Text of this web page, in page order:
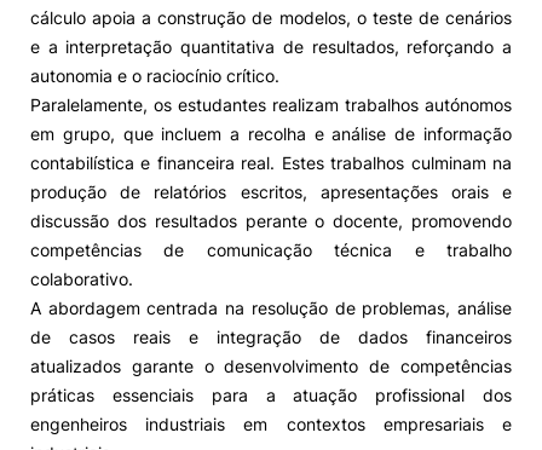
Magazine
Eventos
Europeia Política de Privacidade e Cookies
cálculo apoia a construção de modelos, o teste de cenários
e a interpretação quantitativa de resultados, reforçando a
autonomia e o raciocínio crítico.
Paralelamente, os estudantes realizam trabalhos autónomos
em grupo, que incluem a recolha e análise de informação
contabilística e financeira real. Estes trabalhos culminam na
produção de relatórios escritos, apresentações orais e
discussão dos resultados perante o docente, promovendo
competências de comunicação técnica e trabalho
colaborativo.
A abordagem centrada na resolução de problemas, análise
de casos reais e integração de dados financeiros
atualizados garante o desenvolvimento de competências
práticas essenciais para a atuação profissional dos
engenheiros industriais em contextos empresariais e